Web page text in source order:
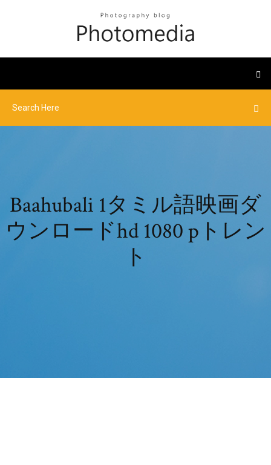
Baahubali 1タミル語映画ダ
ウンロードhd 1080 pトレン
ト